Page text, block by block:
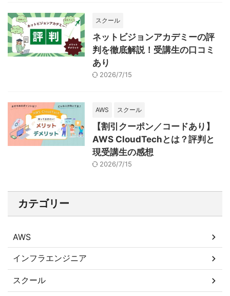
スクール
ネットビジョンアカデミーの評
判を徹底解説！受講生の口コミ
あり
2026/7/15
AWS スクール
【割引クーポン／コードあり】
AWS CloudTechとは？評判と
現受講生の感想
2026/7/15
カテゴリー
AWS
インフラエンジニア
スクール